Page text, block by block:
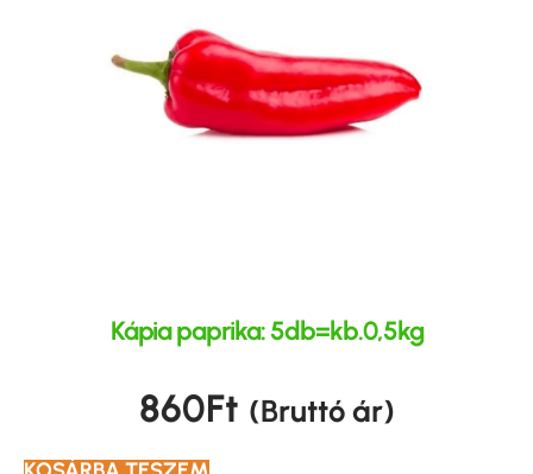
Kápia paprika: 5db=kb.0,5kg
860Ft (Bruttó ár)